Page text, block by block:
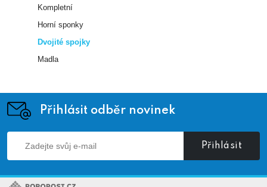
Kompletní
Horní sponky
Dvojité spojky
Madla
Přihlásit odběr novinek
Přihlásit